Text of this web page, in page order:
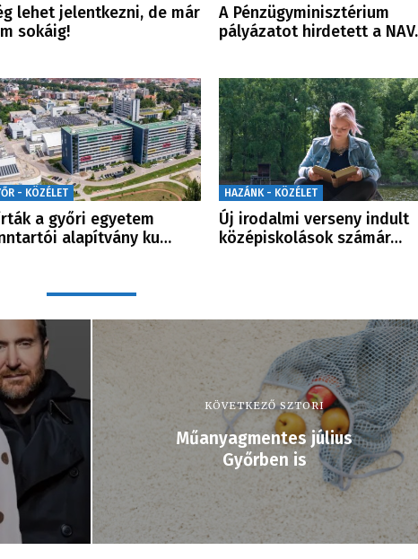
lehet jelentkezni, de már
sokáig!
A Pénzügyminisztérium
pályázatot hirdetett a
- KÖZÉLET
a győri egyetem
alapítvány ku…
HAZÁNK - KÖZÉLET
Új irodalmi verseny indult
középiskolások számár…
KÖVETKEZŐ SZTORI
Műanyagmentes július
Győrben is